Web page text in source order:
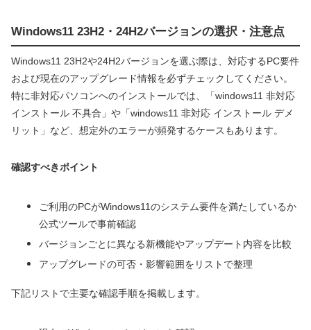
Windows11 23H2・24H2バージョンの選択・注意点
Windows11 23H2や24H2バージョンを選ぶ際は、対応するPC要件
および現在のアップグレード情報を必ずチェックしてください。
特に非対応パソコンへのインストールでは、「windows11 非対応
インストール 不具合」や「windows11 非対応 インストール デメ
リット」など、想定外のエラーが頻発するケースもあります。
確認すべきポイント
ご利用のPCがWindows11のシステム要件を満たしているか
公式ツールで事前確認
バージョンごとに異なる新機能やアップデート内容を比較
アップグレードの可否・影響範囲をリストで整理
下記リストで主要な確認手順を掲載します。